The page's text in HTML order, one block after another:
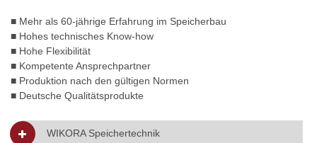
■ Mehr als 60-jährige Erfahrung im Speicherbau
■ Hohes technisches Know-how
■ Hohe Flexibilität
■ Kompetente Ansprechpartner
■ Produktion nach den gültigen Normen
■ Deutsche Qualitätsprodukte
WIKORA Speichertechnik